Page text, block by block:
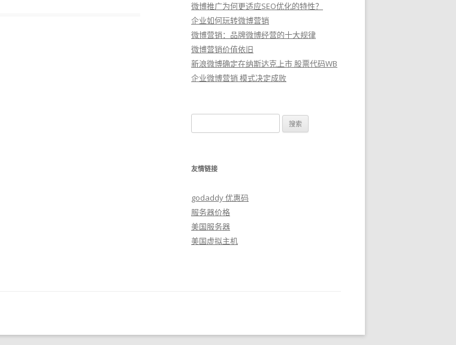
微博推广为何更适应SEO优化的特性？
企业如何玩转微博营销
微博营销：品牌微博经营的十大规律
微博营销价值依旧
新浪微博确定在纳斯达克上市 股票代码WB
企业微博营销 模式决定成败
索：
友情链接
godaddy 优惠码
服务器价格
美国服务器
美国虚拟主机